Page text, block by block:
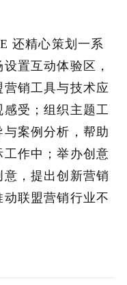
还精心策划一系
置互动体验区，
销工具与技术应
受；组织主题工
案例分析，帮助
作中；举办创意
，提出创新营销
联盟营销行业不